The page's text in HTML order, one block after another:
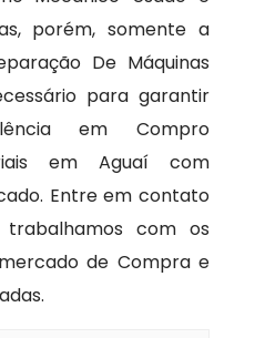
porém, somente a
De Máquinas
para garantir
em Compro
em Aguaí com
Entre em contato
com os
de Compra e